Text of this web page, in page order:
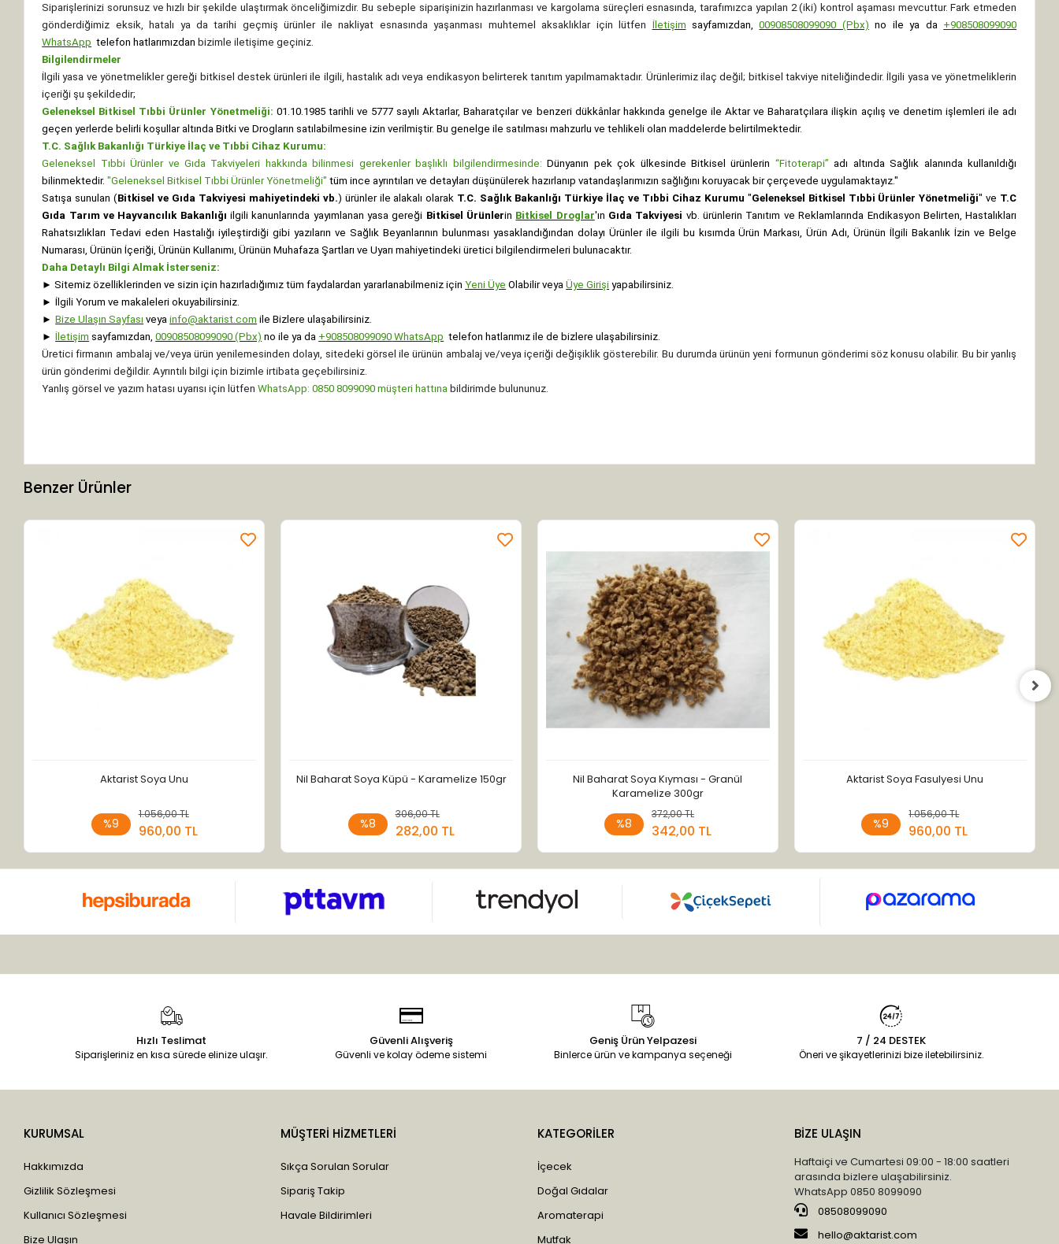
Siparişlerinizi sorunsuz ve hızlı bir şekilde ulaştırmak önceliğimizdir. Bu sebeple siparişinizin hazırlanması ve kargolama süreçleri esnasında, tarafımızca yapılan 2 (iki) kontrol aşaması mevcuttur. Fark etmeden
gönderdiğimiz eksik, hatalı ya da tarihi geçmiş ürünler ile nakliyat esnasında yaşanması muhtemel aksaklıklar için lütfen İletişim sayfamızdan,00908508099090 (Pbx) no ile ya da +908508099090
WhatsApp telefon hatlarımızdan bizimle iletişime geçiniz.
Bilgilendirmeler
İlgili yasa ve yönetmelikler gereği bitkisel destek ürünleri ile ilgili, hastalık adı veya endikasyon belirterek tanıtım yapılmamaktadır. Ürünlerimiz ilaç değil; bitkisel takviye niteliğindedir. İlgili yasa ve yönetmeliklerin
içeriği şu şekildedir;
Geleneksel Bitkisel Tıbbi Ürünler Yönetmeliği: 01.10.1985 tarihli ve 5777 sayılı Aktarlar, Baharatçılar ve benzeri dükkânlar hakkında genelge ile Aktar ve Baharatçılara ilişkin açılış ve denetim işlemleri ile adı
geçen yerlerde belirli koşullar altında Bitki ve Drogların satılabilmesine izin verilmiştir. Bu genelge ile satılması mahzurlu ve tehlikeli olan maddelerde belirtilmektedir.
T.C. Sağlık Bakanlığı Türkiye İlaç ve Tıbbi Cihaz Kurumu:
Geleneksel Tıbbi Ürünler ve Gıda Takviyeleri hakkında bilinmesi gerekenler başlıklı bilgilendirmesinde: Dünyanın pek çok ülkesinde Bitkisel ürünlerin “Fitoterapi” adı altında Sağlık alanında kullanıldığı
bilinmektedir."Geleneksel Bitkisel Tıbbi Ürünler Yönetmeliği" tüm ince ayrıntıları ve detayları düşünülerek hazırlanıp vatandaşlarımızın sağlığını koruyacak bir çerçevede uygulamaktayız."
Satışa sunulan (Bitkisel ve Gıda Takviyesi mahiyetindeki vb.) ürünler ile alakalı olarak T.C. Sağlık Bakanlığı Türkiye İlaç ve Tıbbi Cihaz Kurumu "Geleneksel Bitkisel Tıbbi Ürünler Yönetmeliği" ve T.C
Gıda Tarım ve Hayvancılık Bakanlığı ilgili kanunlarında yayımlanan yasa gereği Bitkisel Ürünlerin Bitkisel Droglar'ın Gıda Takviyesi vb. ürünlerin Tanıtım ve Reklamlarında Endikasyon Belirten, Hastalıkları
Rahatsızlıkları Tedavi eden Hastalığı iyileştirdiği gibi yazıların ve Sağlık Beyanlarının bulunması yasaklandığından dolayı Ürünler ile ilgili bu kısımda Ürün Markası, Ürün Adı, Ürünün İlgili Bakanlık İzin ve Belge
Numarası, Ürünün İçeriği, Ürünün Kullanımı, Ürünün Muhafaza Şartları ve Uyarı mahiyetindeki üretici bilgilendirmeleri bulunacaktır.
Daha Detaylı Bilgi Almak İsterseniz:
► Sitemiz özelliklerinden ve sizin için hazırladığımız tüm faydalardan yararlanabilmeniz içinYeni Üye Olabilir veyaÜye Girişi yapabilirsiniz.
► İlgili Yorum ve makaleleri okuyabilirsiniz.
► Bize Ulaşın Sayfası veya info@aktarist.com ile Bizlere ulaşabilirsiniz.
► İletişim sayfamızdan,00908508099090 (Pbx) no ile ya da +908508099090 WhatsApp telefon hatlarımız ile de bizlere ulaşabilirsiniz.
Üretici firmanın ambalaj ve/veya ürün yenilemesinden dolayı, sitedeki görsel ile ürünün ambalaj ve/veya içeriği değişiklik gösterebilir. Bu durumda ürünün yeni formunun gönderimi söz konusu olabilir. Bu bir yanlış
ürün gönderimi değildir. Ayrıntılı bilgi için bizimle irtibata geçebilirsiniz.
Yanlış görsel ve yazım hatası uyarısı için lütfenWhatsApp: 0850 8099090 müşteri hattına bildirimde bulununuz.
Benzer Ürünler
Aktarist Soya Unu
%9
1.056,00 TL
960,00 TL
Sepete Ekle
Nil Baharat Soya Küpü - Karamelize 150gr
%8
306,00 TL
282,00 TL
Sepete Ekle
Nil Baharat Soya Kıyması - Granül
Karamelize 300gr
%8
372,00 TL
342,00 TL
Sepete Ekle
Aktarist Soya Fasulyesi Unu
%9
1.056,00 TL
960,00 TL
Stokta Yok
Hızlı Teslimat
Siparişleriniz en kısa sürede elinize ulaşır.
Güvenli Alışveriş
Güvenli ve kolay ödeme sistemi
Geniş Ürün Yelpazesi
Binlerce ürün ve kampanya seçeneği
7 / 24 DESTEK
Öneri ve şikayetlerinizi bize iletebilirsiniz.
KURUMSAL
Hakkımızda
Gizlilik Sözleşmesi
Kullanıcı Sözleşmesi
Bize Ulaşın
MÜŞTERİ HİZMETLERİ
Sıkça Sorulan Sorular
Sipariş Takip
Havale Bildirimleri
KATEGORİLER
İçecek
Doğal Gıdalar
Aromaterapi
Mutfak
BİZE ULAŞIN
Haftaiçi ve Cumartesi 09:00 - 18:00 saatleri
arasında bizlere ulaşabilirsiniz.
WhatsApp 0850 8099090
08508099090
hello@aktarist.com